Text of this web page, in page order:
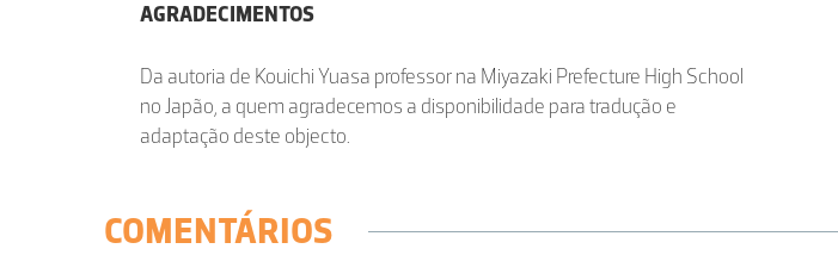
AGRADECIMENTOS
Da autoria de Kouichi Yuasa professor na Miyazaki Prefecture High School
no Japão, a quem agradecemos a disponibilidade para tradução e
adaptação deste objecto.
COMENTÁRIOS